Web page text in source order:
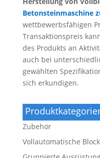
Betonsteinmaschine
wettbewerbsfähigen
Transaktionspreis
des Produkts an
auch bei
gewählten
sich erkundigen.
Zubehör
Vollautomatische